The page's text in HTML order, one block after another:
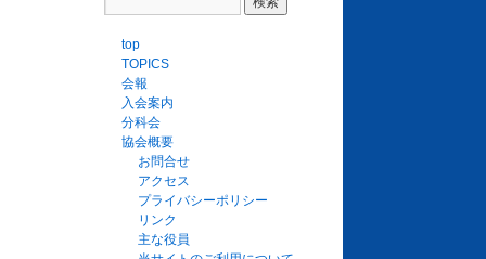
top
TOPICS
会報
入会案内
分科会
協会概要
お問合せ
アクセス
プライバシーポリシー
リンク
主な役員